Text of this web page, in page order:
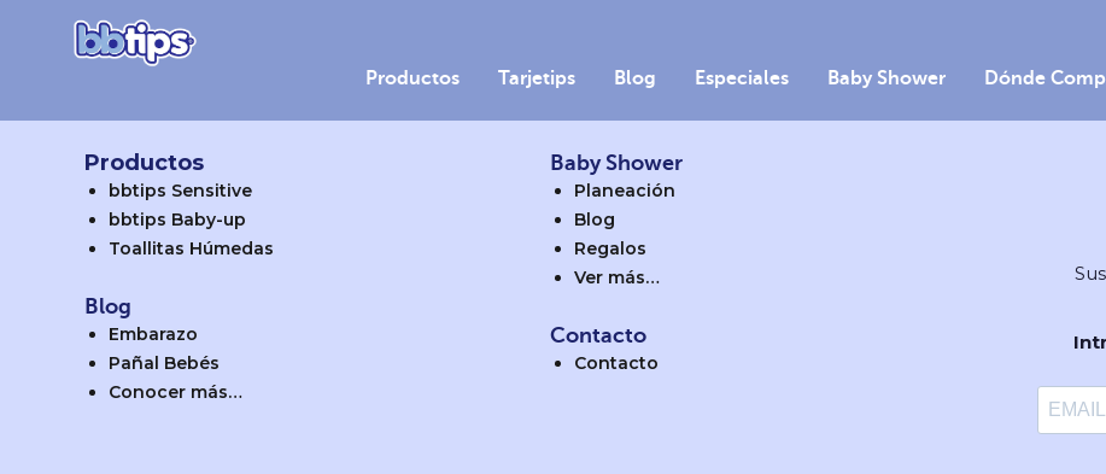
Productos Tarjetips Blog Especiales Baby Shower Dónde
Producto
Productos
bbtips Sensitive
bbtips Baby-up
Toallitas Húmedas
Blog
Embarazo
Pañal Bebés
Conocer más…
Baby Shower
Planeación
Blog
Regalos
Ver más…
Contacto
Contacto